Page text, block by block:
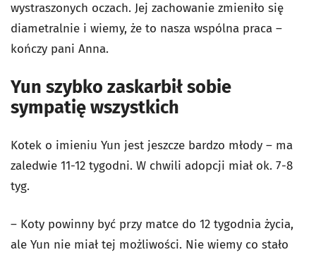
wystraszonych oczach. Jej zachowanie zmieniło się
diametralnie i wiemy, że to nasza wspólna praca –
kończy pani Anna.
Yun szybko zaskarbił sobie
sympatię wszystkich
Kotek o imieniu Yun jest jeszcze bardzo młody – ma
zaledwie 11-12 tygodni. W chwili adopcji miał ok. 7-8
tyg.
– Koty powinny być przy matce do 12 tygodnia życia,
ale Yun nie miał tej możliwości. Nie wiemy co stało